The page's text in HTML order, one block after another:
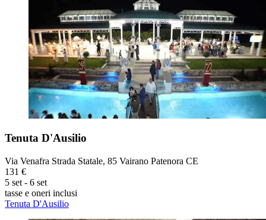
Tenuta D'Ausilio
Via Venafra Strada Statale, 85 Vairano Patenora CE
131 €
5 set - 6 set
tasse e oneri inclusi
Tenuta D'Ausilio